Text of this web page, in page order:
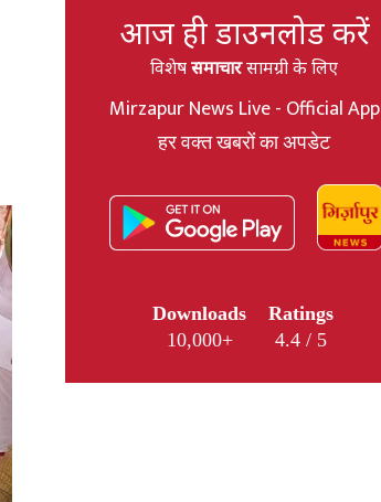
आज ही डाउनलोड करें
विशेषसमाचारसामग्री के लिए
Mirzapur News Live - Official App
हर वक्त खबरों का अपडेट
Downloads
10,000+
Ratings
4.4 / 5